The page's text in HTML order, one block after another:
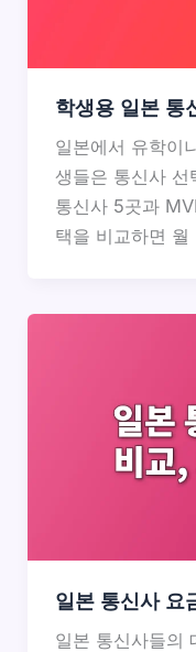
학생용 일본 통
일본에서 유학이
생들은 통신사 선
통신사 5곳과
택을 비교하면
일본 통신사 요
일본 통신사들의